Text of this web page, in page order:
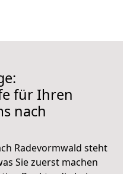
für Ihren
nach
Radevormwald steht
Sie zuerst machen